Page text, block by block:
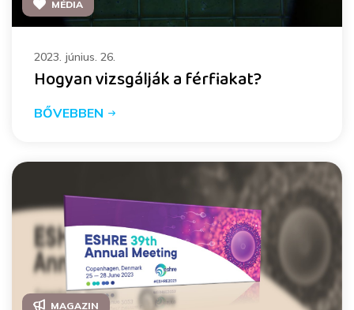
MÉDIA
2023. június. 26.
Hogyan vizsgálják a férfiakat?
BŐVEBBEN
MAGAZIN